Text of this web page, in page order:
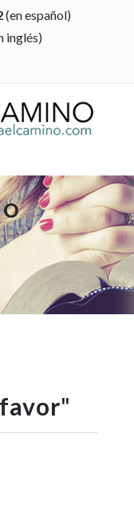
(en español)
inglés)
"